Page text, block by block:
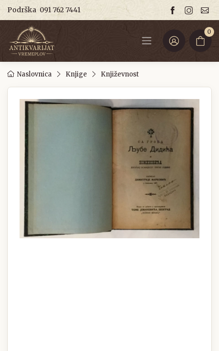
Podrška 091 762 7441
0
Naslovnica Knjige Književnost